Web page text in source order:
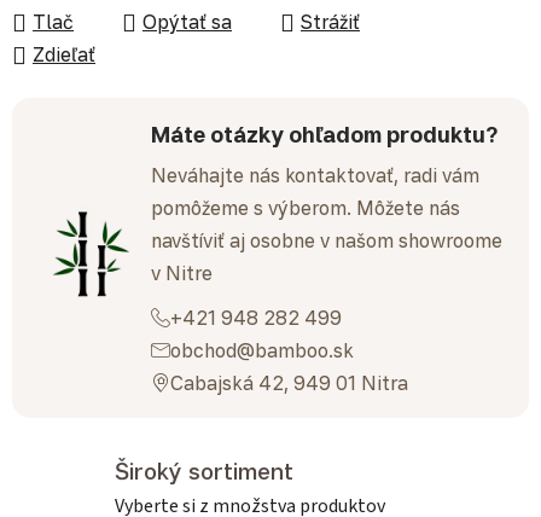
Tlač Opýtať sa
Strážiť
Zdieľať
Máte otázky ohľadom produktu?
Neváhajte nás kontaktovať, radi vám
pomôžeme s výberom. Môžete nás
navštíviť aj osobne v našom showroome
v Nitre
+421 948 282 499
obchod@bamboo.sk
Cabajská 42, 949 01 Nitra
Široký sortiment
Vyberte si z množstva produktov